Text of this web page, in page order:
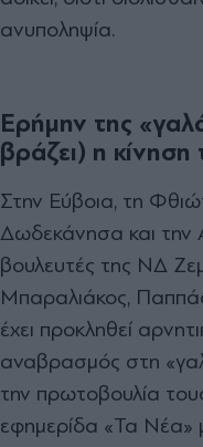
ανυποληψία.
Ερήμην της
βράζει) η
Στην Εύβοια, τη
Δωδεκάνησα και την
βουλευτές της ΝΔ
Μπαραλιάκος,
έχει προκληθεί
αναβρασμός στη
την πρωτοβουλία
εφημερίδα «Τα Νέα»